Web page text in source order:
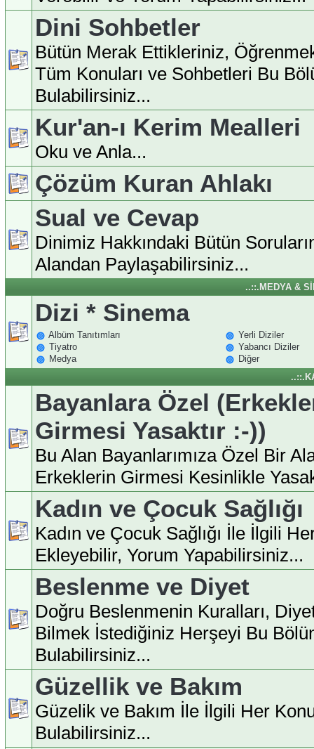
Dini Sohbetler
Bütün Merak Ettikleriniz,
Tüm Konuları ve Sohbetleri Bu
Bulabilirsiniz...
Kur'an-ı Kerim Mealleri
Oku ve Anla...
Çözüm Kuran Ahlakı
Sual ve Cevap
Dinimiz Hakkındaki Bütün
Alandan Paylaşabilirsiniz...
..::.MEDYA &
Dizi * Sinema
Albüm Tanıtımları
Yerli Diziler
Tiyatro
Yabancı Diziler
Medya
Diğer
Bayanlara Özel
Girmesi Yasaktır :-))
Bu Alan Bayanlarımıza Özel Bir
Erkeklerin Girmesi Kesinlikle
Kadın ve Çocuk Sağlığı
Kadın ve Çocuk Sağlığı İle İlgili
Ekleyebilir, Yorum Yapabilirsiniz...
Beslenme ve Diyet
Doğru Beslenmenin Kuralları,
Bilmek İstediğiniz Herşeyi Bu
Bulabilirsiniz...
Güzellik ve Bakım
Güzelik ve Bakım İle İlgili Her
Bulabilirsiniz...